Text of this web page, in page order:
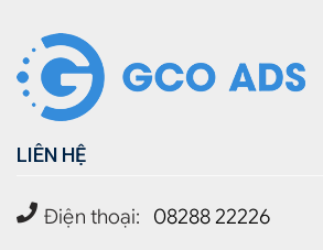
LIÊN HỆ
Điện thoại: 08288 22226